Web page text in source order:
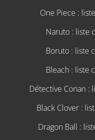
One Piece :
Naruto : liste
Boruto : liste
Bleach : liste
Détective Conan :
Black Clover :
Dragon Ball :